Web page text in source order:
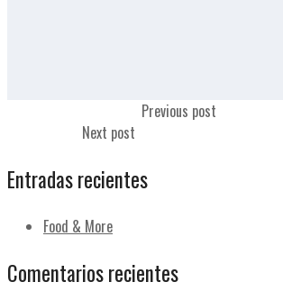
Previous post
Next post
Entradas recientes
Food & More
Comentarios recientes